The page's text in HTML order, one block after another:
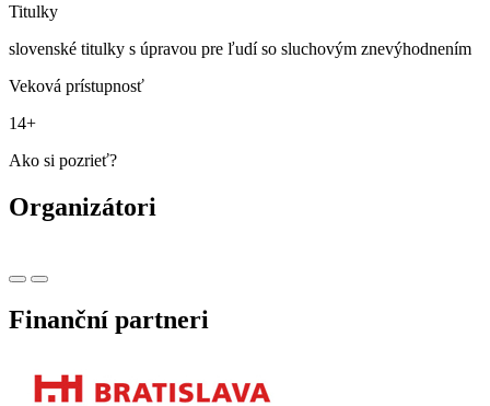
Titulky
slovenské titulky s úpravou pre ľudí so sluchovým znevýhodnením
Veková prístupnosť
14+
Ako si pozrieť?
Organizátori
Finanční partneri